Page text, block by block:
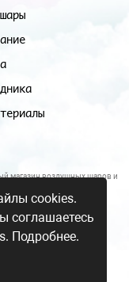
магазин воздушных шаров и
публичной офертой.
cookies.
соглашаетесь
Подробнее.